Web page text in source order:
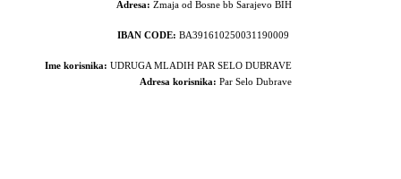
Adresa:Zmaja od Bosne bb Sarajevo BIH
IBAN CODE: BA391610250031190009
Ime korisnika: UDRUGA MLADIH PAR SELO DUBRAVE
Adresa korisnika: Par Selo Dubrave